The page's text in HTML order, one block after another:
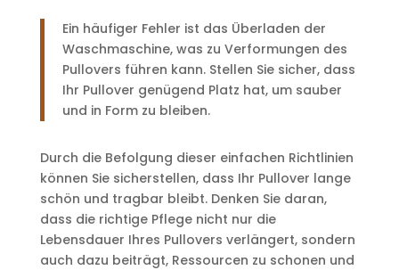
Ein häufiger Fehler ist das Überladen der
Waschmaschine, was zu Verformungen des
Pullovers führen kann. Stellen Sie sicher, dass
Ihr Pullover genügend Platz hat, um sauber
und in Form zu bleiben.
Durch die Befolgung dieser einfachen Richtlinien
können Sie sicherstellen, dass Ihr Pullover lange
schön und tragbar bleibt. Denken Sie daran,
dass die richtige Pflege nicht nur die
Lebensdauer Ihres Pullovers verlängert, sondern
auch dazu beiträgt, Ressourcen zu schonen und